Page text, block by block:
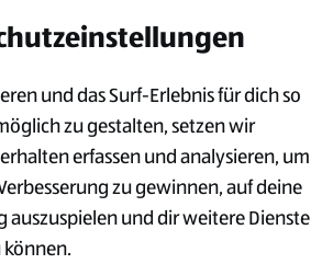
und das Surf-Erlebnis für dich so
zu gestalten, setzen wir
erfassen und analysieren, um
zu gewinnen, auf deine
auszuspielen und dir weitere Dienste